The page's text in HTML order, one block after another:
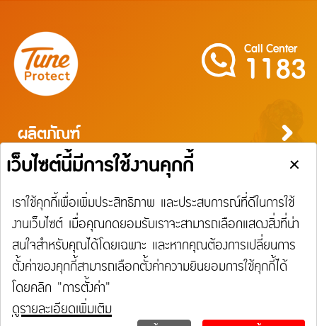
Call Center
1183
ผลิตภัณฑ์
ประกันภัยสำหรับบุคคล
ประกันภัยการเดินทาง
ประกันภัยสำหรับธุรกิจ
ประกันความเสี่ยงภัยทุกชนิดสำหรับงานรับเหมาก่อสร้าง/ติดตั้งเครื่องจักร
ประกันความเสี่ยงภัยทุกชนิดของอุตสาหกรรม
ความรับผิดต่อบุคคลภายนอก
ประกันภัยธุรกิจหยุดชะงัก
ประกันภัยทางทะเล และขนส่ง
ประกันอัคคีภัย
บริการ
บริการ
Tune Care
Tune Connect
แจ้งใช้สิทธิลดหย่อนภาษี
Lounge Pass
เรียกร้องสินไหม
การประกันภัยเดินทาง
การเรียกร้องค่าสินไหมทดแทนกรณีรักษาพยาบาลจากการเจ็บป่วย
การเรียกร้องค่าสินไหมทดแทนกรณีรักษาพยาบาลจากอุบัติเหตุ
การเรียกร้องค่าสินไหมทดแทนกรณีการเลื่อนหรือการบอกเลิกการเดินทาง / การล่าช้าใน
การเดินทาง / การสูญเสียหรือเสียหายของกระเป๋าเดินทาง
การประกันภัยอุบัติเหตุส่วนบุคคล
การเรียกร้องค่าสินไหมทดแทนกรณีประกันภัยอุบัติเหตุส่วนบุคคล
การประกันภัยสุขภาพ
การเรียกร้องค่าสินไหมทดแทนกรณีโรคร้ายแรง / โรคเบาหวาน
การประกันภัยบ้าน
การเรียกร้องค่าสินไหมทดแทนประกันภัยบ้าน
การประกันภัยรถยนต์
การเรียกร้อนค่าสินไหมทดแทนประกันภัยรถยนต์
การประกันภัยความเสี่ยงภัยทรัพย์สิน / อัคคีภัย
การเรียกร้องค่าสินไหมทดแทนประเภทความเสี่ยงภัยทรัพย์สิน
การเรียกร้องค่าสินไหมทดแทนประเภทอัคคีภัย
การประกันภัยความรับผิดต่อบุคคลภายนอก
การเรียกร้องค่าสินไหมทดแทนความรับผิดต่อบุคคลภายนอก
การประกันภัยทางทะเลและขนส่ง
การเรียกร้องค่าสินไหมทดแทนประกันภัยทางทะเลและขนส่ง
ประกันภัยแรงงานต่างด้าว
ประกันภัยแรงงานต่างด้าว
ประกันภัยชดเชยรายได้ ชิลชัวร์
ประกันภัยชดเชยรายได้ ชิลชัวร์
เกี่ยวกับ Tune Protect
เกี่ยวกับ Tune Protect
ประวัติองค์กร
การกำกับดูแลกิจการ
รายงานประจำปี
ติดต่อเรา
Tune Protect Group
พันธมิตร
โรงพยาบาล
อู่ในเครือ
ศูนย์บริการ